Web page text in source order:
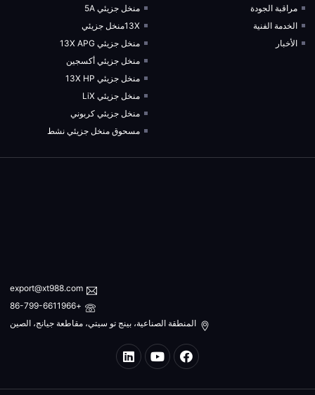
مراقبة الجودة
الخدمة الفنية
الأخبار
منخل جزيئي 5A
13Xمنخل جزيئي
منخل جزيئي 13X APG
منخل جزيئي أكسجين
منخل جزيئي 13X HP
منخل جزيئي LiX
منخل جزيئي كربوني
مسحوق منخل جزيئي نشط
export@xt988.com
+86-799-6611966
المنطقة الصناعية، بينج تو سيتي، مقاطعة جيانج، الصين